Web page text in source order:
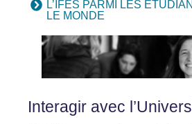
L’IFES PARMI LES
LE MONDE
Interagir avec